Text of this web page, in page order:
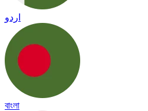
اردو
বাংলা